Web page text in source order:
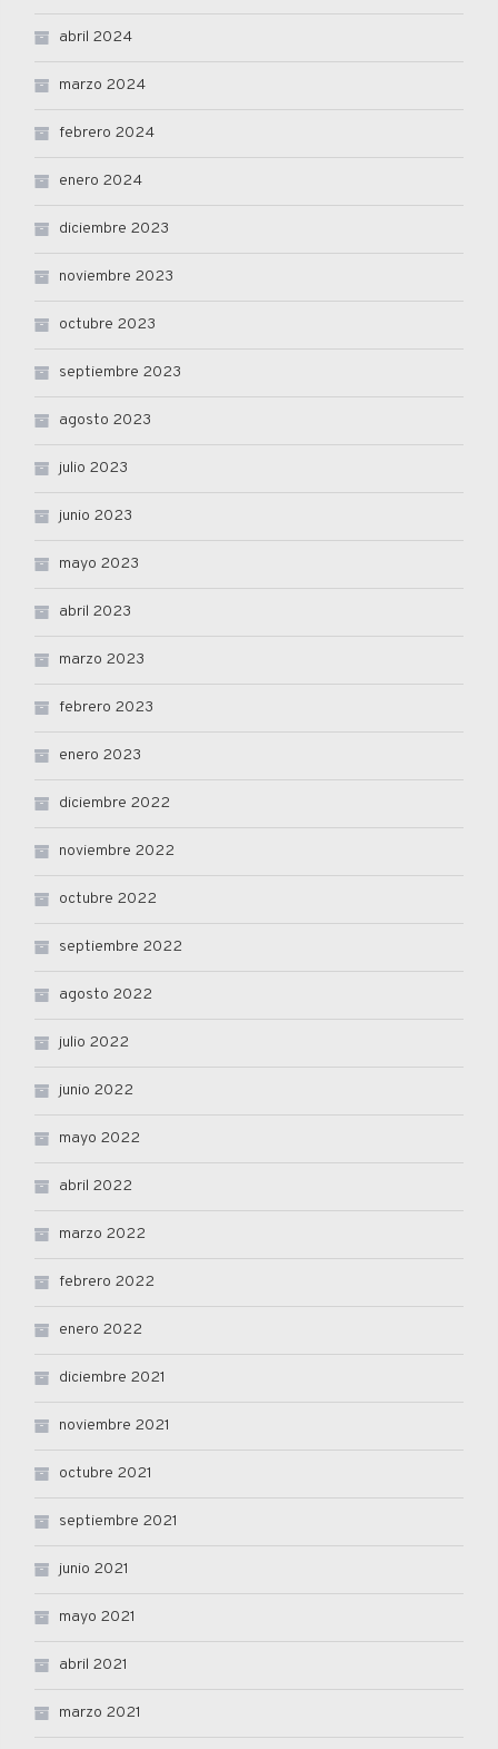
abril 2024
marzo 2024
febrero 2024
enero 2024
diciembre 2023
noviembre 2023
octubre 2023
septiembre 2023
agosto 2023
julio 2023
junio 2023
mayo 2023
abril 2023
marzo 2023
febrero 2023
enero 2023
diciembre 2022
noviembre 2022
octubre 2022
septiembre 2022
agosto 2022
julio 2022
junio 2022
mayo 2022
abril 2022
marzo 2022
febrero 2022
enero 2022
diciembre 2021
noviembre 2021
octubre 2021
septiembre 2021
junio 2021
mayo 2021
abril 2021
marzo 2021